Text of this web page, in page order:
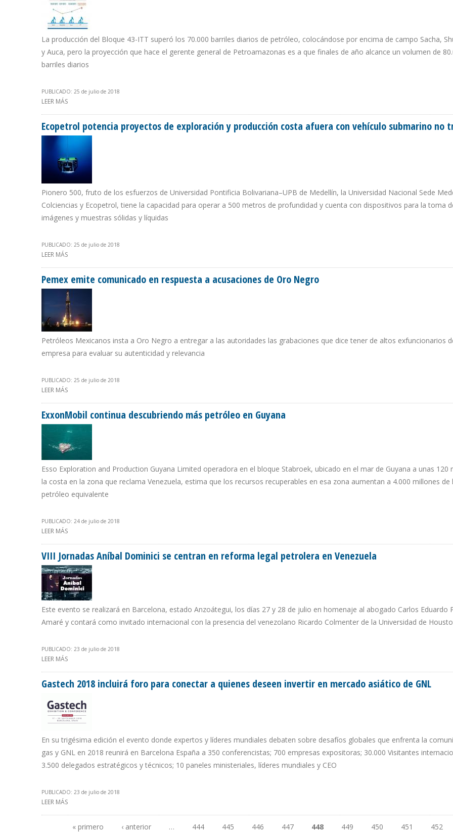
La producción del Bloque 43-ITT superó los 70.000 barriles diarios de petróleo, colocándose por encima de campo Sacha,
y Auca, pero la proyección que hace el gerente general de Petroamazonas es a que finales de año alcance un volumen de
barriles diarios
PUBLICADO: 25 de julio de 2018
LEER MÁS
Ecopetrol potencia proyectos de exploración y producción costa afuera con vehículo submarino no
Pionero 500, fruto de los esfuerzos de Universidad Pontificia Bolivariana–UPB de Medellín, la Universidad Nacional Sede
Colciencias y Ecopetrol, tiene la capacidad para operar a 500 metros de profundidad y cuenta con dispositivos para la toma
imágenes y muestras sólidas y líquidas
PUBLICADO: 25 de julio de 2018
LEER MÁS
Pemex emite comunicado en respuesta a acusaciones de Oro Negro
Petróleos Mexicanos insta a Oro Negro a entregar a las autoridades las grabaciones que dice tener de altos exfuncionarios
empresa para evaluar su autenticidad y relevancia
PUBLICADO: 25 de julio de 2018
LEER MÁS
ExxonMobil continua descubriendo más petróleo en Guyana
Esso Exploration and Production Guyana Limited operadora en el bloque Stabroek, ubicado en el mar de Guyana a unas 120
la costa en la zona que reclama Venezuela, estima que los recursos recuperables en esa zona aumentan a 4.000 millones de
petróleo equivalente
PUBLICADO: 24 de julio de 2018
LEER MÁS
VIII Jornadas Aníbal Dominici se centran en reforma legal petrolera en Venezuela
Este evento se realizará en Barcelona, estado Anzoátegui, los días 27 y 28 de julio en homenaje al abogado Carlos Eduardo
Amaré y contará como invitado internacional con la presencia del venezolano Ricardo Colmenter de la Universidad de
PUBLICADO: 23 de julio de 2018
LEER MÁS
Gastech 2018 incluirá foro para conectar a quienes deseen invertir en mercado asiático de GNL
En su trigésima edición el evento donde expertos y líderes mundiales debaten sobre desafíos globales que enfrenta la
gas y GNL en 2018 reunirá en Barcelona España a 350 conferencistas; 700 empresas expositoras; 30.000 Visitantes
3.500 delegados estratégicos y técnicos; 10 paneles ministeriales, líderes mundiales y CEO
PUBLICADO: 23 de julio de 2018
LEER MÁS
« primero ‹ anterior … 444 445 446 447 448 449 450 451 452